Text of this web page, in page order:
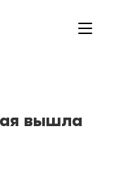
вышла